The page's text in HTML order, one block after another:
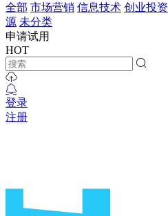
全部 市场营销 信息技术 创业投资
源 未分类
申请试用
HOT
登录
注册